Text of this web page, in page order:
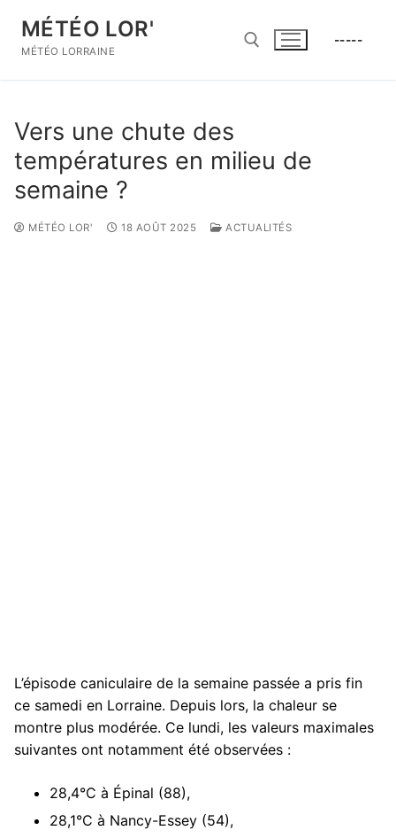
contenu
MÉTÉO LOR'
MÉTÉO LORRAINE
-----
Vers une chute des
températures en milieu de
semaine ?
MÉTÉO LOR' 18 AOÛT 2025 ACTUALITÉS
L’épisode caniculaire de la semaine passée a pris fin
ce samedi en Lorraine. Depuis lors, la chaleur se
montre plus modérée. Ce lundi, les valeurs maximales
suivantes ont notamment été observées :
28,4°C à Épinal (88),
28,1°C à Nancy-Essey (54),